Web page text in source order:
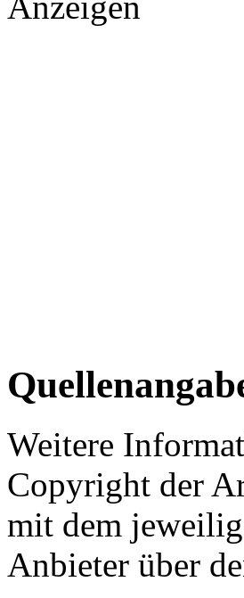
Weitere
Copyright der
mit dem
Anbieter über